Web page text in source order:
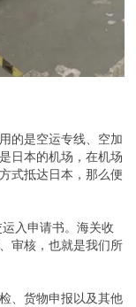
的是空运专线、空加
日本的机场，在机场
式抵达日本，那么便
入申请书。海关收
审核，也就是我们所
、货物申报以及其他